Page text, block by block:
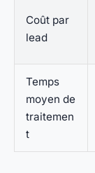
Coût par
lead
Temps
moyen de
traitemen
t